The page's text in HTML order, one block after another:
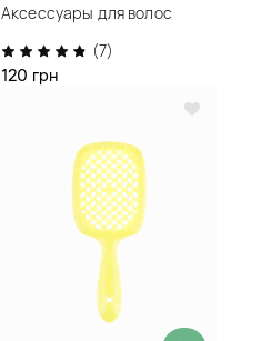
Аксессуары для волос
(7)
120 грн